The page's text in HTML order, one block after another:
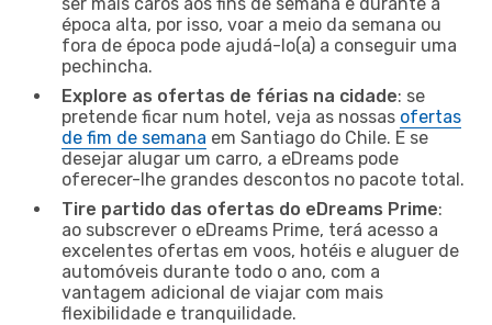
época alta, por isso, voar a meio da semana ou
fora de época pode ajudá-lo(a) a conseguir uma
pechincha.
Explore as ofertas de férias na cidade: se
pretende ficar num hotel, veja as nossas ofertas
de fim de semana em Santiago do Chile. E se
desejar alugar um carro, a eDreams pode
oferecer-lhe grandes descontos no pacote total.
Tire partido das ofertas do eDreams Prime:
ao subscrever o eDreams Prime, terá acesso a
excelentes ofertas em voos, hotéis e aluguer de
automóveis durante todo o ano, com a
vantagem adicional de viajar com mais
flexibilidade e tranquilidade.